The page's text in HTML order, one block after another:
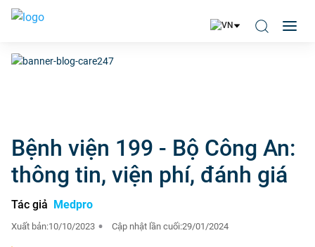
Bệnh viện 199 - Bộ Công An:
thông tin, viện phí, đánh giá
Tác giả Medpro
Xuất bản:10/10/2023 Cập nhật lần cuối:29/01/2024